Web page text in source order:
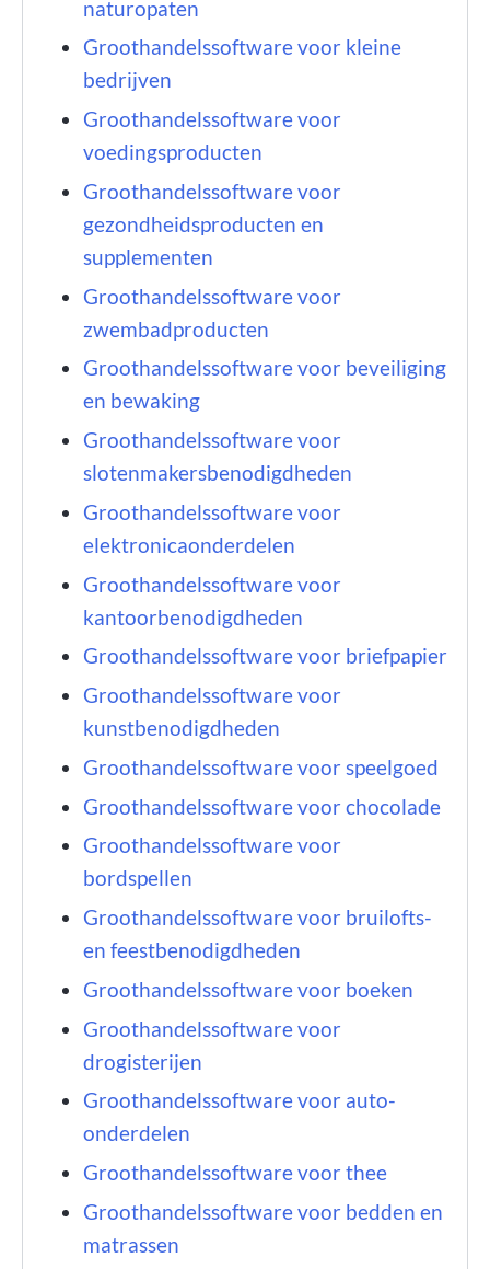
naturopaten
Groothandelssoftware voor kleine
bedrijven
Groothandelssoftware voor
voedingsproducten
Groothandelssoftware voor
gezondheidsproducten en
supplementen
Groothandelssoftware voor
zwembadproducten
Groothandelssoftware voor beveiliging
en bewaking
Groothandelssoftware voor
slotenmakersbenodigdheden
Groothandelssoftware voor
elektronicaonderdelen
Groothandelssoftware voor
kantoorbenodigdheden
Groothandelssoftware voor briefpapier
Groothandelssoftware voor
kunstbenodigdheden
Groothandelssoftware voor speelgoed
Groothandelssoftware voor chocolade
Groothandelssoftware voor
bordspellen
Groothandelssoftware voor bruilofts-
en feestbenodigdheden
Groothandelssoftware voor boeken
Groothandelssoftware voor
drogisterijen
Groothandelssoftware voor auto-
onderdelen
Groothandelssoftware voor thee
Groothandelssoftware voor bedden en
matrassen